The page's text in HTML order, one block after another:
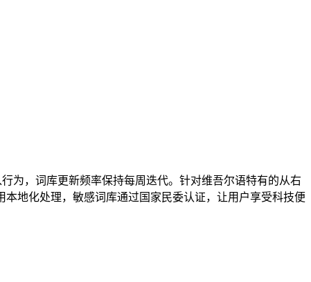
为，词库更新频率保持每周迭代。针对维吾尔语特有的从右
地化处理，敏感词库通过国家民委认证，让用户享受科技便